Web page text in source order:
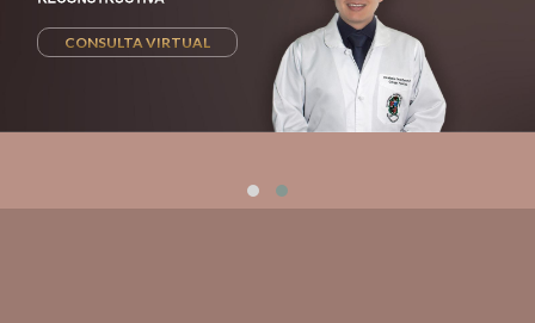
CONSULTA VIRTUAL